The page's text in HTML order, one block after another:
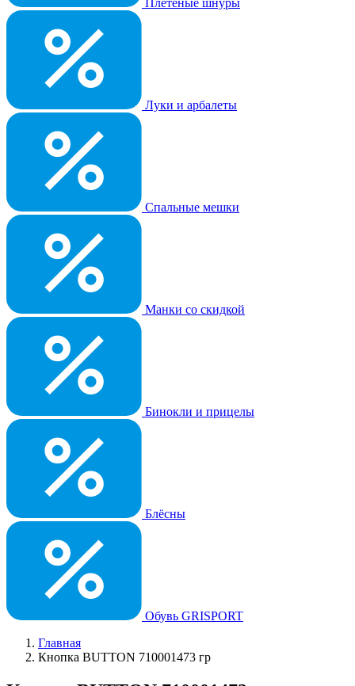
Плетеные шнуры
Луки и арбалеты
Спальные мешки
Манки со скидкой
Бинокли и прицелы
Блёсны
Обувь GRISPORT
Главная
Кнопка BUTTON 710001473 гр